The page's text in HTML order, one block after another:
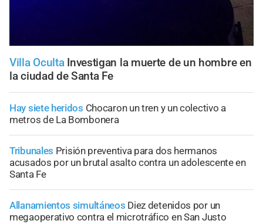
Villa Oculta Investigan la muerte de un hombre en
la ciudad de Santa Fe
Hay siete heridos Chocaron un tren y un colectivo a
metros de La Bombonera
Tribunales Prisión preventiva para dos hermanos
acusados por un brutal asalto contra un adolescente en
Santa Fe
Allanamientos simultáneos Diez detenidos por un
megaoperativo contra el microtráfico en San Justo